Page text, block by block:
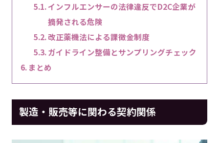
インフルエンサーの法律違反でD2C企業が
摘発される危険
改正薬機法による課徴金制度
ガイドライン整備とサンプリングチェック
まとめ
製造・販売等に関わる契約関係